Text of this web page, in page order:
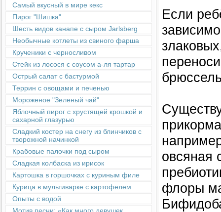
Самый вкусный в мире кекс
Пирог "Шишка"
Шесть видов канапе с сыром Jarlsberg
Необычные котлеты из свиного фарша
Крученики с черносливом
Стейк из лосося с соусом а-ля тартар
Острый салат с бастурмой
Террин с овощами и печенью
Мороженое "Зеленый чай"
Яблочный пирог с хрустящей крошкой и
сахарной глазурью
Сладкий костер на снегу из блинчиков с
творожной начинкой
Крабовые палочки под сыром
Сладкая колбаска из ирисок
Картошка в горшочках с куриным филе
Курица в мультиварке с картофелем
Опыты с водой
Если
овсяная
флоры